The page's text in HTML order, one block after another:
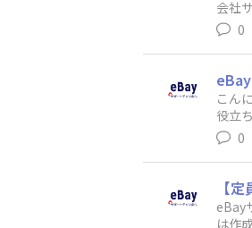
会社
まし
とこ
ーベ
ティ
0
こん
役立
トチ0
【
eBay
は作